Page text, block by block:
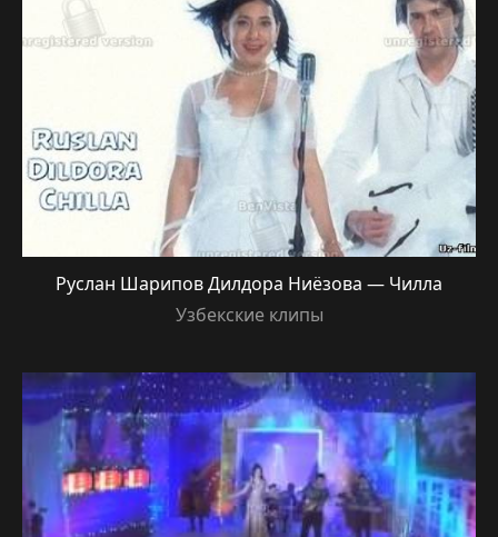
Руслан Шарипов Дилдора Ниёзова — Чилла
Узбекские клипы